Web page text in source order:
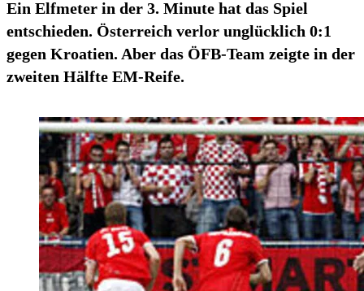
Ein Elfmeter in der 3. Minute hat das Spiel
entschieden. Österreich verlor unglücklich 0:1
gegen Kroatien. Aber das ÖFB-Team zeigte in der
zweiten Hälfte EM-Reife.